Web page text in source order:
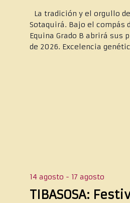
a
f
e
c
La tradición y el orgullo
Sotaquirá. Bajo el compás
Equina Grado B abrirá sus
de 2026. Excelencia
TIBASOSA:
14 agosto - 17 agosto